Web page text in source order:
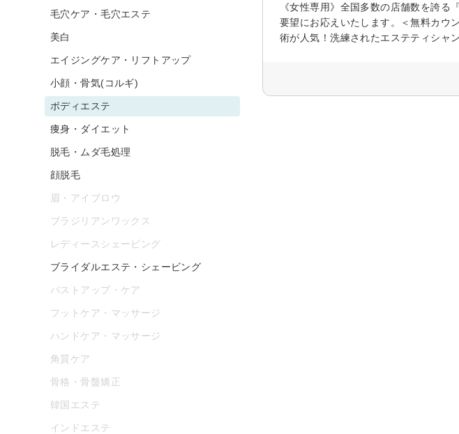
《女性専用》全国多数の店舗数を誇
要望にお応えいたします。＜無料カウ
術が人気！洗練されたエステティシャ
毛穴ケア・毛穴エステ
美白
エイジングケア・リフトアップ
小顔・骨気(コルギ)
ボディエステ
痩身・ダイエット
脱毛・ムダ毛処理
顔脱毛
眉・アイブロウ
ブラジリアンワックス
レディースシェービング
ブライダルエステ・シェービング
バストアップ・ケア
フットケア・マッサージ
ハンドケア・マッサージ
角質ケア
骨格・骨盤矯正
韓国エステ
インドエステ